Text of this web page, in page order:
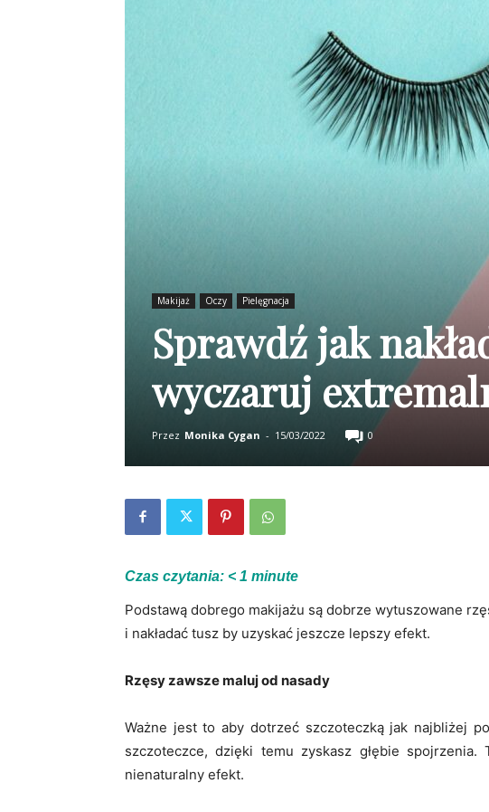
Makijaż Oczy Pielęgnacja
Sprawdź jak
wyczaruj
Przez Monika Cygan - 15/03/2022 0
Czas czytania: < 1 minute
Podstawą dobrego makijażu są dobrze wytuszowane
i nakładać tusz by uzyskać jeszcze lepszy efekt.
Rzęsy zawsze maluj od nasady
Ważne jest to aby dotrzeć szczoteczką jak najbliżej
szczoteczce, dzięki temu zyskasz głębie
nienaturalny efekt.